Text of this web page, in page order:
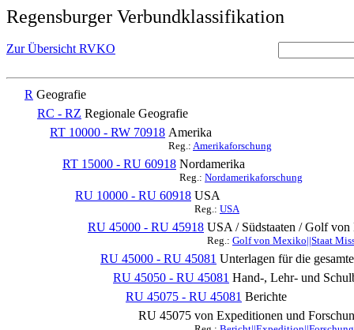
Regensburger Verbundklassifikation
Zur Übersicht RVKO
R Geografie
RC - RZ Regionale Geografie
RT 10000 - RW 70918 Amerika
Reg.: Amerikaforschung
RT 15000 - RU 60918 Nordamerika
Reg.: Nordamerikaforschung
RU 10000 - RU 60918 USA
Reg.: USA
RU 45000 - RU 45918 USA / Südstaaten / Golf
Reg.: Golf von Mexiko||Staat
RU 45000 - RU 45081 Unterlagen für die
RU 45050 - RU 45081 Hand-, Lehr- und
RU 45075 - RU 45081 Berichte
RU 45075 von Expeditionen und